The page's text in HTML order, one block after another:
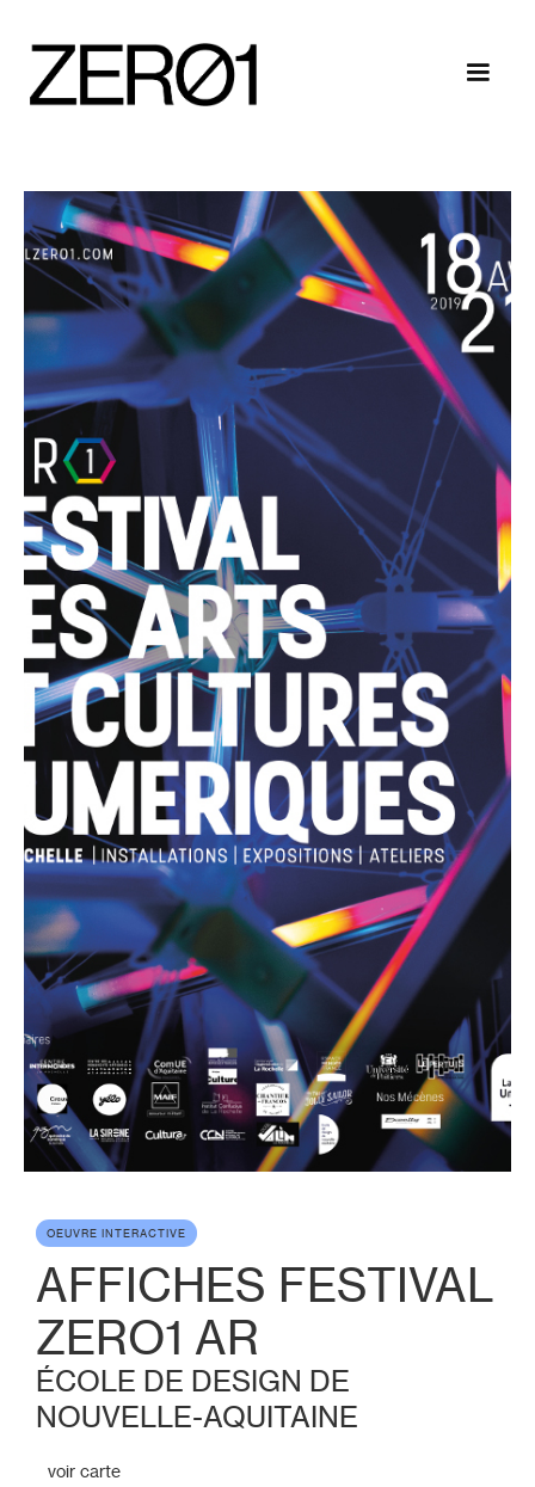
OEUVRE INTERACTIVE
AFFICHES FESTIVAL
ZERO1 AR
ÉCOLE DE DESIGN DE
NOUVELLE-AQUITAINE
voir carte